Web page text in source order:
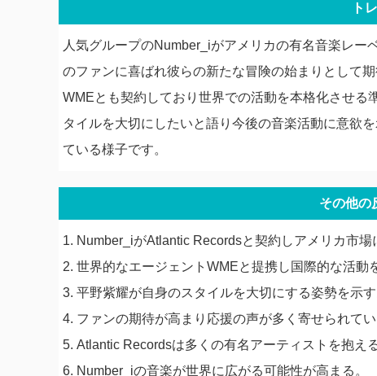
ト
人気グループのNumber_iがアメリカの有名音楽レー
のファンに喜ばれ彼らの新たな冒険の始まりとして
WMEとも契約しており世界での活動を本格化させる
タイルを大切にしたいと語り今後の音楽活動に意欲
ている様子です。
その他の
1. Number_iがAtlantic Recordsと契約しアメリカ市場
2. 世界的なエージェントWMEと提携し国際的な活動
3. 平野紫耀が自身のスタイルを大切にする姿勢を示す
4. ファンの期待が高まり応援の声が多く寄せられてい
5. Atlantic Recordsは多くの有名アーティストを抱え
6. Number_iの音楽が世界に広がる可能性が高まる。